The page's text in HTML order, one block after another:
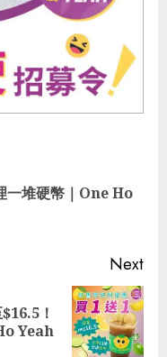
一堆硬幣｜One Ho
Next
！
Yeah